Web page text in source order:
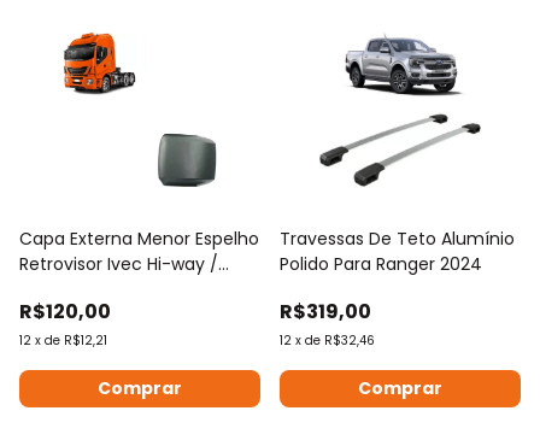
Capa Externa Menor Espelho
Retrovisor Ivec Hi-way /
R$120,00
12 x de R$12,21
Comprar
Travessas De Teto Alumínio
Polido Para Ranger 2024
R$319,00
12 x de R$32,46